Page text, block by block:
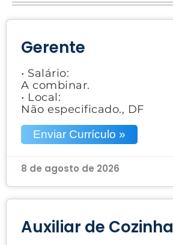
Gerente
• Salário:
A combinar.
• Local:
Não especificado., DF
Enviar Currículo »
8 de agosto de 2026
Auxiliar de Cozinha